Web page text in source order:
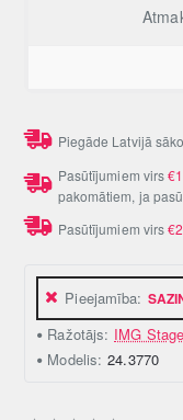
Pieejamība:
Ražotājs: IMG
Modelis: 24.3770
Piegāde Latvijā
Pasūtījumiem virs
pakomātiem, ja
Pasūtījumiem virs